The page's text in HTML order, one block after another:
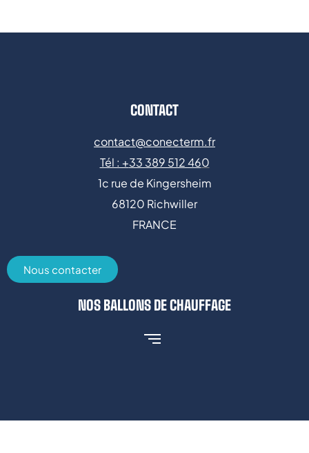
CONTACT
contact@conecterm.fr
Tél : +33 389 512 460
1c rue de Kingersheim
68120 Richwiller
FRANCE
Nous contacter
NOS BALLONS DE CHAUFFAGE